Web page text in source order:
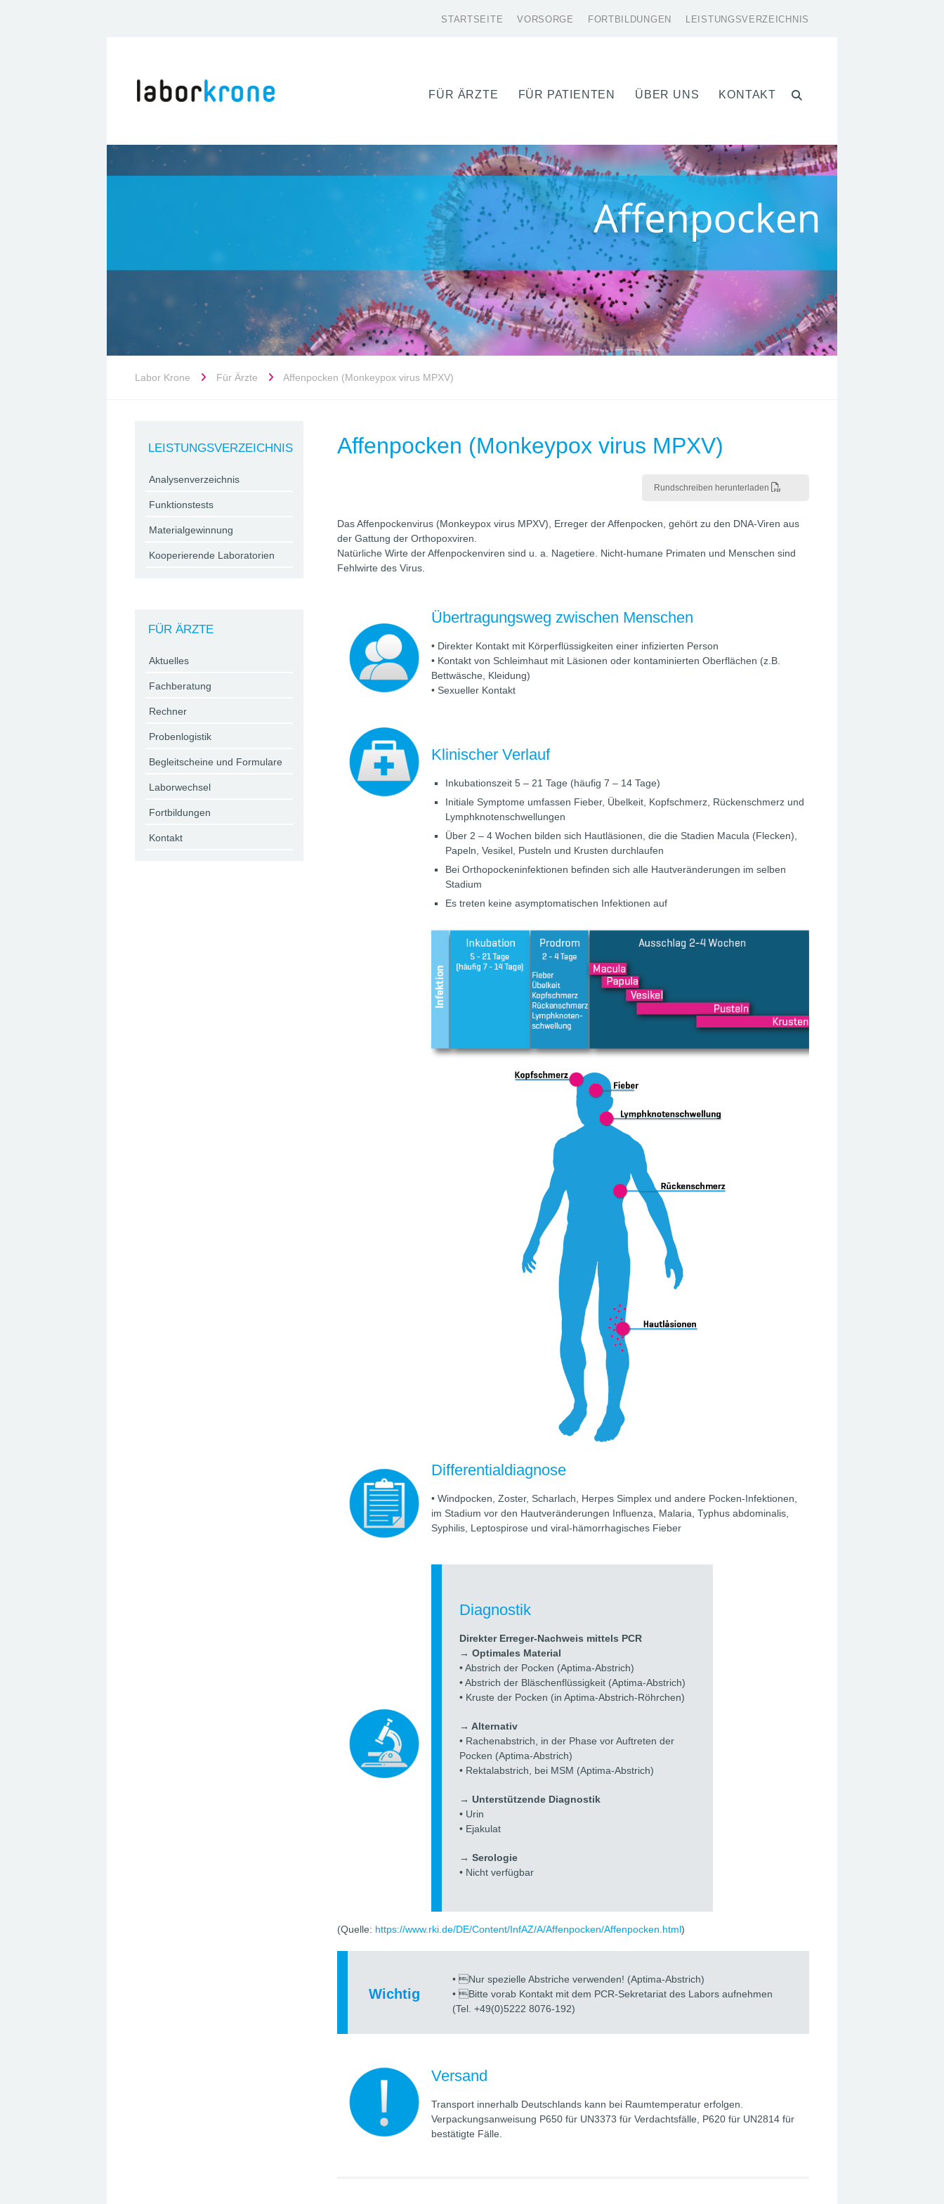
STARTSEITE VORSORGE FORTBILDUNGEN LEISTUNGSVERZEICHNIS
FÜR ÄRZTE FÜR PATIENTEN ÜBER UNS KONTAKT
Labor Krone Für Ärzte Affenpocken (Monkeypox virus MPXV)
Affenpocken (Monkeypox virus MPXV)
Rundschreiben herunterladen
Das Affenpockenvirus (Monkeypox virus MPXV), Erreger der Affenpocken, gehört zu den DNA-Viren aus
der Gattung der Orthopoxviren.
Natürliche Wirte der Affenpockenviren sind u. a. Nagetiere. Nicht-humane Primaten und Menschen sind
Fehlwirte des Virus.
Übertragungsweg zwischen Menschen
• Direkter Kontakt mit Körperflüssigkeiten einer infizierten Person
• Kontakt von Schleimhaut mit Läsionen oder kontaminierten Oberflächen (z.B.
Bettwäsche, Kleidung)
• Sexueller Kontakt
Klinischer Verlauf
Inkubationszeit 5 – 21 Tage (häufig 7 – 14 Tage)
Initiale Symptome umfassen Fieber, Übelkeit, Kopfschmerz, Rückenschmerz und
Lymphknotenschwellungen
Über 2 – 4 Wochen bilden sich Hautläsionen, die die Stadien Macula (Flecken),
Papeln, Vesikel, Pusteln und Krusten durchlaufen
Bei Orthopockeninfektionen befinden sich alle Hautveränderungen im selben
Stadium
Es treten keine asymptomatischen Infektionen auf
Differentialdiagnose
• Windpocken, Zoster, Scharlach, Herpes Simplex und andere Pocken-Infektionen,
im Stadium vor den Hautveränderungen Influenza, Malaria, Typhus abdominalis,
Syphilis, Leptospirose und viral-hämorrhagisches Fieber
Diagnostik
Direkter Erreger-Nachweis mittels PCR
→ Optimales Material
• Abstrich der Pocken (Aptima-Abstrich)
• Abstrich der Bläschenflüssigkeit (Aptima-Abstrich)
• Kruste der Pocken (in Aptima-Abstrich-Röhrchen)
→ Alternativ
• Rachenabstrich, in der Phase vor Auftreten der
Pocken (Aptima-Abstrich)
• Rektalabstrich, bei MSM (Aptima-Abstrich)
→ Unterstützende Diagnostik
• Urin
• Ejakulat
→ Serologie
• Nicht verfügbar
(Quelle: https://www.rki.de/DE/Content/InfAZ/A/Affenpocken/Affenpocken.html)
Wichtig
• Nur spezielle Abstriche verwenden! (Aptima-Abstrich)
• Bitte vorab Kontakt mit dem PCR-Sekretariat des Labors aufnehmen
(Tel. +49(0)5222 8076-192)
Versand
Transport innerhalb Deutschlands kann bei Raumtemperatur erfolgen.
Verpackungsanweisung P650 für UN3373 für Verdachtsfälle, P620 für UN2814 für
bestätigte Fälle.
LEISTUNGSVERZEICHNIS
Analysenverzeichnis
Funktionstests
Materialgewinnung
Kooperierende Laboratorien
FÜR ÄRZTE
Aktuelles
Fachberatung
Rechner
Probenlogistik
Begleitscheine und Formulare
Laborwechsel
Fortbildungen
Kontakt